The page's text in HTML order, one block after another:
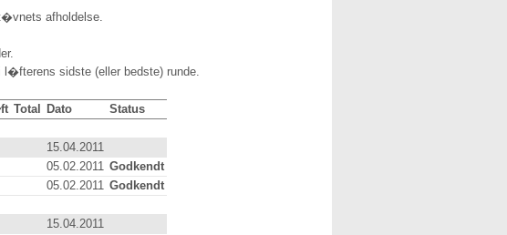
afholdelse.
l�fterens sidste (eller bedste) runde.
Total Dato Status
15.04.2011
05.02.2011 Godkendt
05.02.2011 Godkendt
15.04.2011